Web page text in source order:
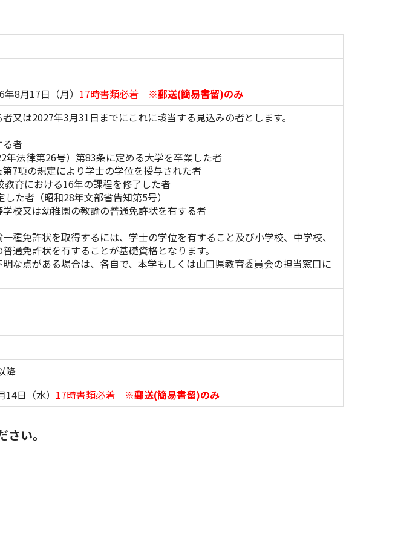
8月17日（月） 17時書類必着 ※郵送(簡易書留)のみ
又は2027年3月31日までにこれに該当する見込みの者とします。
る者
律第26号）第83条に定める大学を卒業した者
の規定により学士の学位を授与された者
における16年の課程を修了した者
者（昭和28年文部省告知第5号）
学校又は幼稚園の教諭の普通免許状を有する者
種免許状を取得するには、学士の学位を有すること及び小学校、中学校、
通免許状を有することが基礎資格となります。
な点がある場合は、各自で、本学もしくは山口県教育委員会の担当窓口に
降
日（水） 17時書類必着 ※郵送(簡易書留)のみ
い。